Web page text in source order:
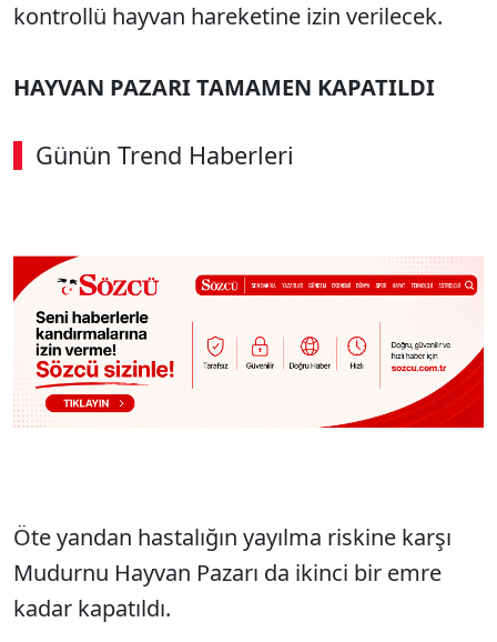
kontrollü hayvan hareketine izin verilecek.
HAYVAN PAZARI TAMAMEN KAPATILDI
Günün Trend Haberleri
Öte yandan hastalığın yayılma riskine karşı
Mudurnu Hayvan Pazarı da ikinci bir emre
kadar kapatıldı.